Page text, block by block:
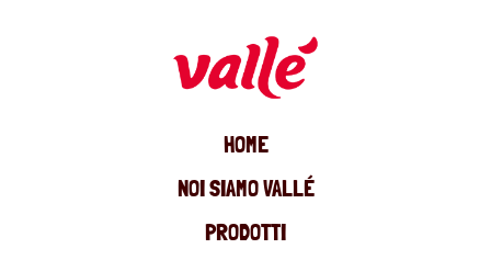
HOME
NOI SIAMO VALLÉ
PRODOTTI